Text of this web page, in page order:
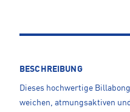
BESCHREIBUNG
Dieses hochwertige
weichen, atmungsaktiven